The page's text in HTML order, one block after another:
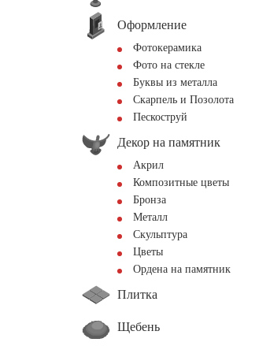
Оформление
Фотокерамика
Фото на стекле
Буквы из металла
Скарпель и Позолота
Пескоструй
Декор на памятник
Акрил
Композитные цветы
Бронза
Металл
Скульптура
Цветы
Ордена на памятник
Плитка
Щебень